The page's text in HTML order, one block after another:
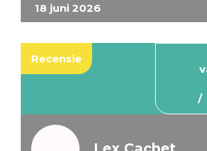
18 juni 2026
Recensie